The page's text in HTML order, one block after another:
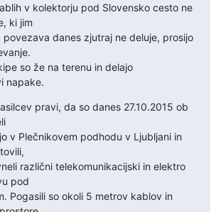
v kolektorju pod Slovensko cesto ne
ki jim
povezava danes zjutraj ne deluje, prosijo
so že na terenu in delajo
napake.
pravi, da so danes 27.10.2015 ob
v Plečnikovem podhodu v Ljubljani in
različni telekomunikacijski in elektro
pod
Pogasili so okoli 5 metrov kablov in